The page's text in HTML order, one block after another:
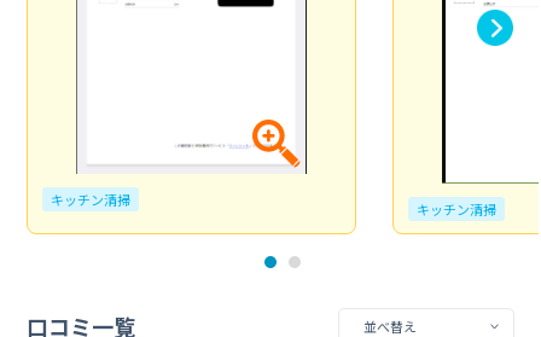
キッチン清掃 キッチン清掃
口コミ一覧